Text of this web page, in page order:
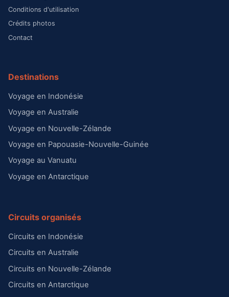
Conditions d'utilisation
Crédits photos
Contact
Destinations
Voyage en Indonésie
Voyage en Australie
Voyage en Nouvelle-Zélande
Voyage en Papouasie-Nouvelle-Guinée
Voyage au Vanuatu
Voyage en Antarctique
Circuits organisés
Circuits en Indonésie
Circuits en Australie
Circuits en Nouvelle-Zélande
Circuits en Antarctique